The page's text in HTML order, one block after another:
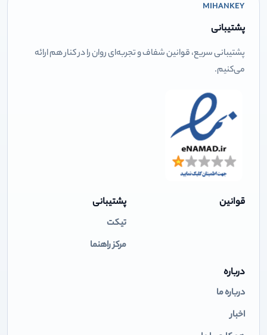
MIHANKEY
پشتیبانی
پشتیبانی سریع، قوانین شفاف و تجربه‌ای روان را در کنار هم ارائه
می‌کنیم.
قوانین پشتیبانی
تیکت
مرکز راهنما
درباره
درباره ما
اخبار